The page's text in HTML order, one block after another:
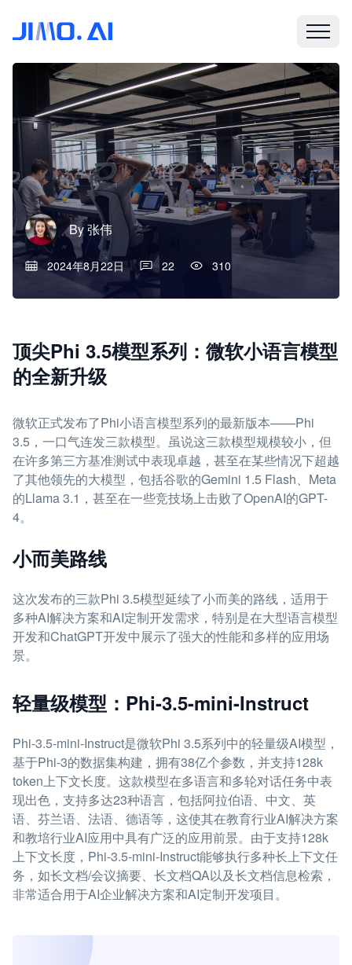
By张伟
2024年8月22日 22 310
顶尖Phi 3.5模型系列：微软小语言模型
的全新升级
微软正式发布了Phi小语言模型系列的最新版本——Phi
3.5，一口气连发三款模型。虽说这三款模型规模较小，但
在许多第三方基准测试中表现卓越，甚至在某些情况下超越
了其他领先的大模型，包括谷歌的Gemini 1.5 Flash、Meta
的Llama 3.1，甚至在一些竞技场上击败了OpenAI的GPT-
4。
小而美路线
这次发布的三款Phi 3.5模型延续了小而美的路线，适用于
多种AI解决方案和AI定制开发需求，特别是在大型语言模型
开发和ChatGPT开发中展示了强大的性能和多样的应用场
景。
轻量级模型：Phi-3.5-mini-Instruct
Phi-3.5-mini-Instruct是微软Phi 3.5系列中的轻量级AI模型，
基于Phi-3的数据集构建，拥有38亿个参数，并支持128k
token上下文长度。这款模型在多语言和多轮对话任务中表
现出色，支持多达23种语言，包括阿拉伯语、中文、英
语、芬兰语、法语、德语等，这使其在教育行业AI解决方案
和教培行业AI应用中具有广泛的应用前景。由于支持128k
上下文长度，Phi-3.5-mini-Instruct能够执行多种长上下文任
务，如长文档/会议摘要、长文档QA以及长文档信息检索，
非常适合用于AI企业解决方案和AI定制开发项目。